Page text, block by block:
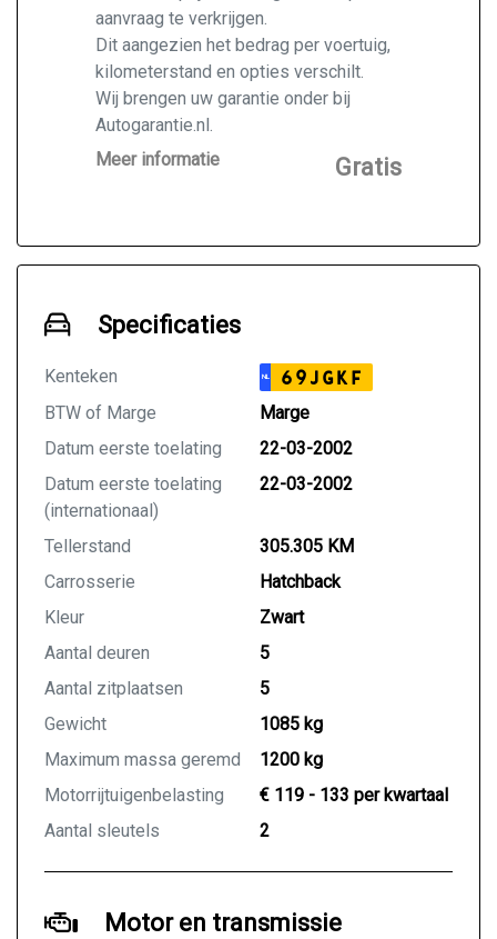
aanvraag te verkrijgen.
Dit aangezien het bedrag per voertuig,
kilometerstand en opties verschilt.
Wij brengen uw garantie onder bij
Autogarantie.nl.
Vraag ons naar de mogelijkheden voor
Meer informatie Gratis
Specificaties
Kenteken NL 69JGKF
BTW of Marge
Marge
Datum eerste toelating
22-03-2002
Datum eerste toelating
(internationaal)
22-03-2002
Tellerstand
305.305 KM
Carrosserie
Hatchback
Kleur
Zwart
Aantal deuren
5
Aantal zitplaatsen
5
Gewicht
1085 kg
Maximum massa geremd
1200 kg
Motorrijtuigenbelasting
€ 119 - 133 per kwartaal
Aantal sleutels
2
Motor en transmissie